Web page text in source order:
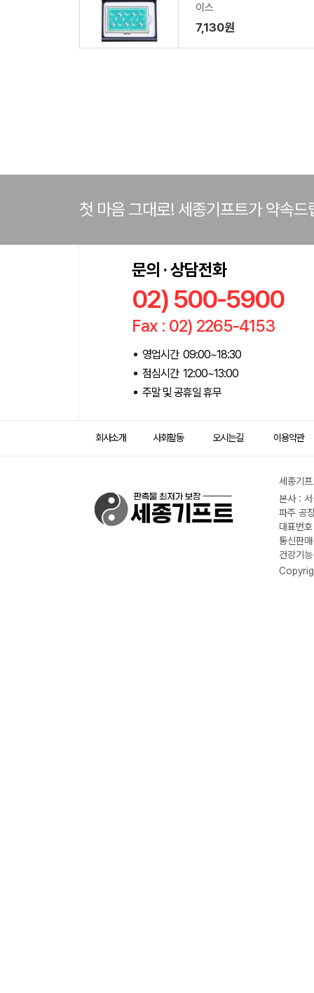
이스
7,130원
첫 마음 그대로! 세종기프트가 약속드
문의 · 상담전화
02) 500-5900
Fax : 02) 2265-4153
영업시간 09:00~18:30
점심시간 12:00~13:00
주말 및 공휴일 휴무
회사소개 사회활동 오시는길 이용약관
세종기
본사 :
파주 공
대표번
통신판
건강기